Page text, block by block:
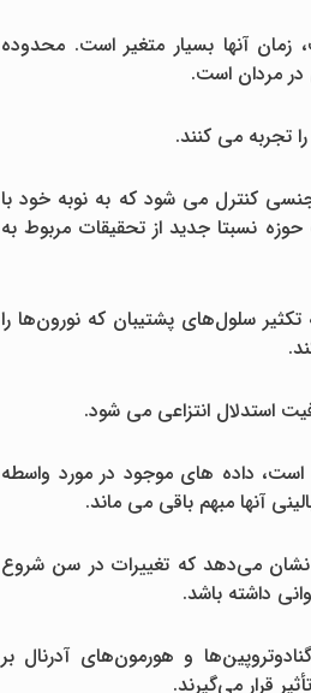
زمان آنها بسیار متغیر است. محدوده
تجربه می کنند.
کنترل می شود که به نوبه خود با
نسبتا جدید از تحقیقات مربوط به
سلول‌های پشتیبان که نورون‌ها را
استدلال انتزاعی می شود.
داده های موجود در مورد واسطه
آنها مبهم باقی می ماند.
می‌دهد که تغییرات در سن شروع
داشته باشد.
و هورمون‌های آدرنال بر
قرار می‌گیرند.